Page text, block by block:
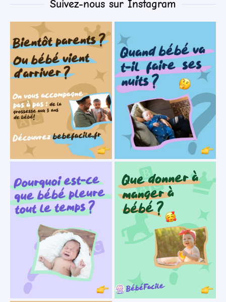
Suivez-nous sur Instagram